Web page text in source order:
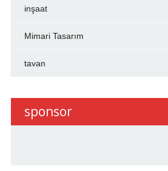
inşaat
Mimari Tasarım
tavan
sponsor